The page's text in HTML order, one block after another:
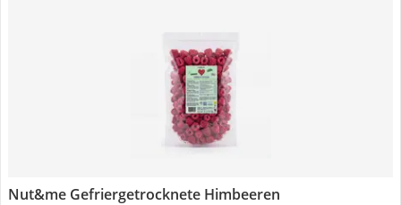
Nut&me Gefriergetrocknete Himbeeren